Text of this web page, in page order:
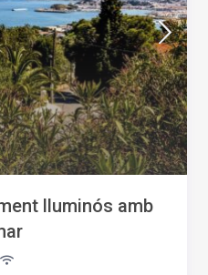
lluminós amb